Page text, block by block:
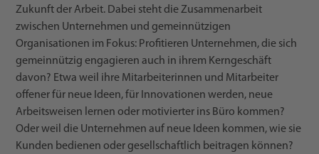
Zukunft der Arbeit. Dabei steht die Zusammenarbeit
zwischen Unternehmen und gemeinnützigen
Organisationen im Fokus: Profitieren Unternehmen, die sich
gemeinnützig engagieren auch in ihrem Kerngeschäft
davon? Etwa weil ihre Mitarbeiterinnen und Mitarbeiter
offener für neue Ideen, für Innovationen werden, neue
Arbeitsweisen lernen oder motivierter ins Büro kommen?
Oder weil die Unternehmen auf neue Ideen kommen, wie sie
Kunden bedienen oder gesellschaftlich beitragen können?